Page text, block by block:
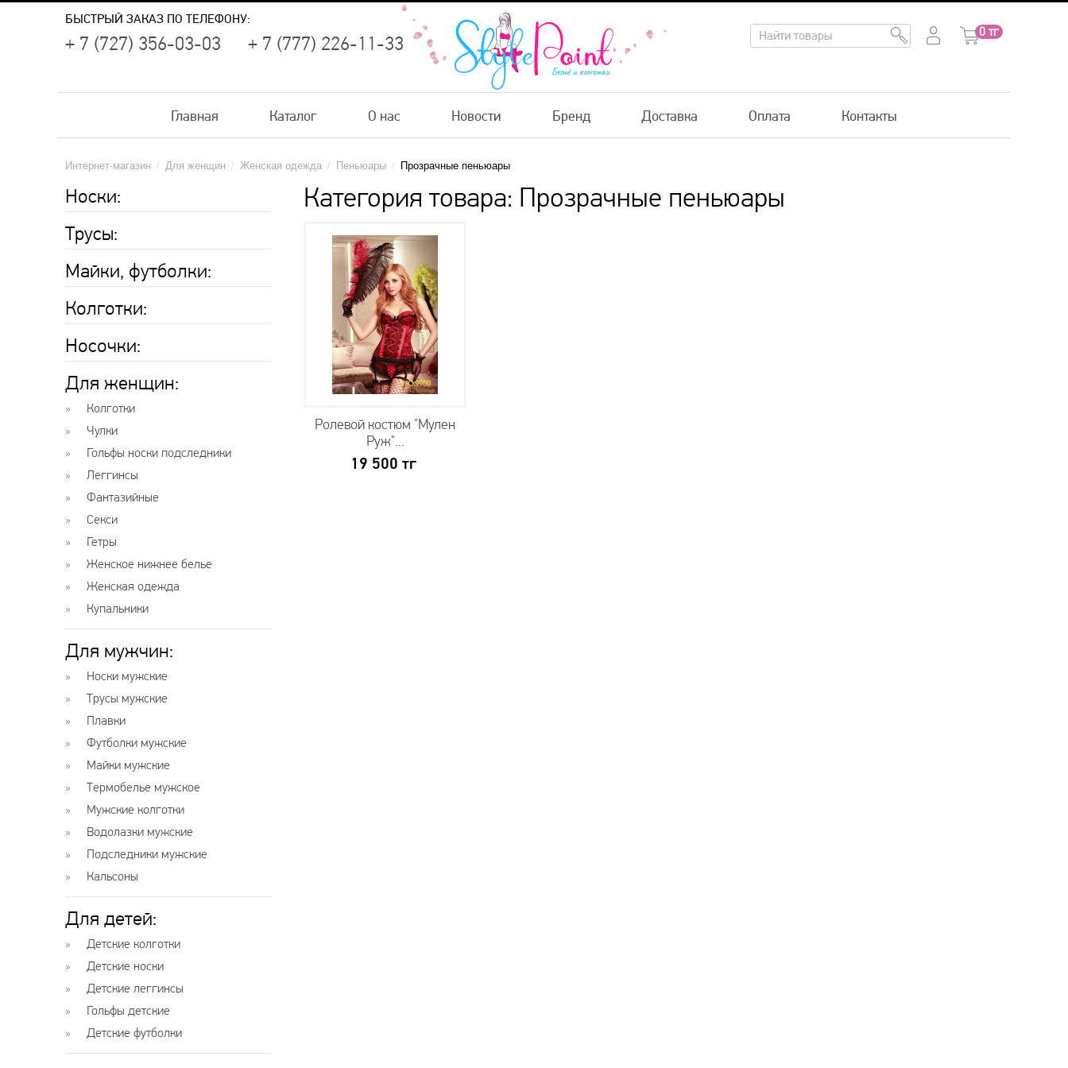
БЫСТРЫЙ ЗАКАЗ ПО ТЕЛЕФОНУ:
+ 7 (727) 356-03-03 + 7 (777) 226-11-33
0 тг
Главная Каталог О нас Новости Бренд Доставка Оплата Контакты
Интернет-магазин / Для женщин / Женская одежда / Пеньюары / Прозрачные пеньюары
Носки:
Трусы:
Майки, футболки:
Колготки:
Носочки:
Для женщин:
Колготки
Чулки
Гольфы носки подследники
Леггинсы
Фантазийные
Секси
Гетры
Женское нижнее белье
Женская одежда
Купальники
Для мужчин:
Носки мужские
Трусы мужские
Плавки
Футболки мужские
Майки мужские
Термобелье мужское
Мужские колготки
Водолазки мужские
Подследники мужские
Кальсоны
Для детей:
Детские колготки
Детские носки
Детские леггинсы
Гольфы детские
Детские футболки
Категория товара: Прозрачные пеньюары
Ролевой костюм "Мулен
Руж"...
19 500 тг